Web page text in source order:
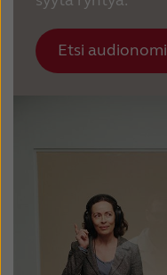
Etsi audionomi